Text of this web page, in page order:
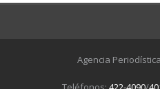
Agencia